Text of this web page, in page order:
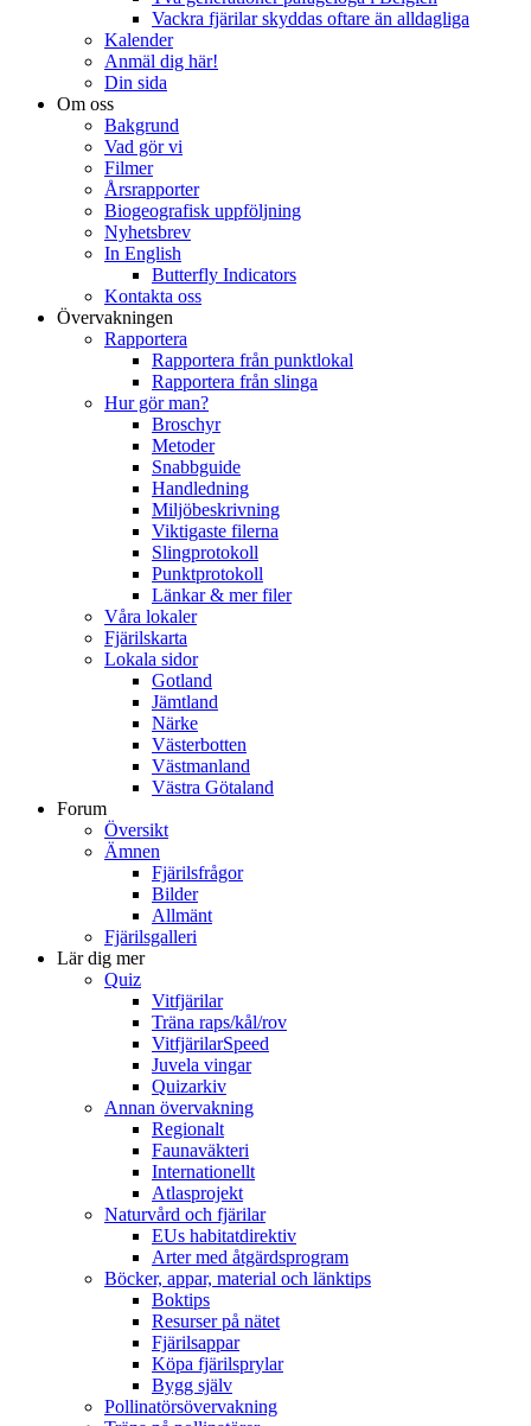
Vackra fjärilar skyddas oftare än alldagliga
Kalender
Anmäl dig här!
Din sida
Om oss
Bakgrund
Vad gör vi
Filmer
Årsrapporter
Biogeografisk uppföljning
Nyhetsbrev
In English
Butterfly Indicators
Kontakta oss
Övervakningen
Rapportera
Rapportera från punktlokal
Rapportera från slinga
Hur gör man?
Broschyr
Metoder
Snabbguide
Handledning
Miljöbeskrivning
Viktigaste filerna
Slingprotokoll
Punktprotokoll
Länkar & mer filer
Våra lokaler
Fjärilskarta
Lokala sidor
Gotland
Jämtland
Närke
Västerbotten
Västmanland
Västra Götaland
Forum
Översikt
Ämnen
Fjärilsfrågor
Bilder
Allmänt
Fjärilsgalleri
Lär dig mer
Quiz
Vitfjärilar
Träna raps/kål/rov
VitfjärilarSpeed
Juvela vingar
Quizarkiv
Annan övervakning
Regionalt
Faunaväkteri
Internationellt
Atlasprojekt
Naturvård och fjärilar
EUs habitatdirektiv
Arter med åtgärdsprogram
Böcker, appar, material och länktips
Boktips
Resurser på nätet
Fjärilsappar
Köpa fjärilsprylar
Bygg själv
Pollinatörsövervakning